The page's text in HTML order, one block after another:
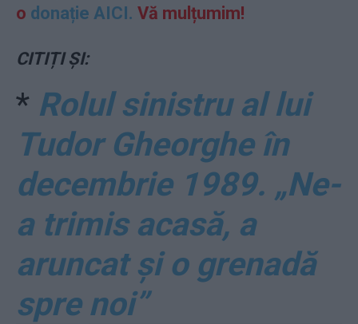
o donație AICI. Vă mulțumim!
CITIȚI ȘI:
* Rolul sinistru al lui
Tudor Gheorghe în
decembrie 1989. „Ne-
a trimis acasă, a
aruncat și o grenadă
spre noi”